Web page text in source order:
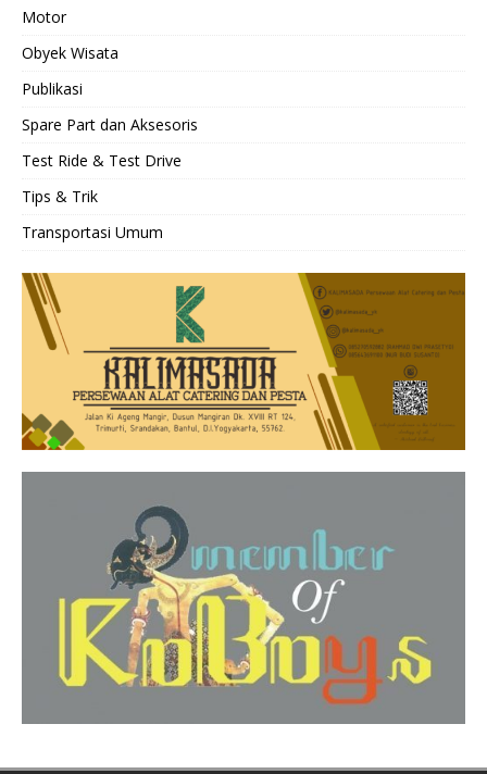
Motor
Obyek Wisata
Publikasi
Spare Part dan Aksesoris
Test Ride & Test Drive
Tips & Trik
Transportasi Umum